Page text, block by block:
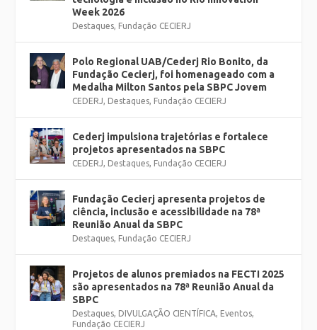
Week 2026
Destaques, Fundação CECIERJ
Polo Regional UAB/Cederj Rio Bonito, da
Fundação Cecierj, foi homenageado com a
Medalha Milton Santos pela SBPC Jovem
CEDERJ, Destaques, Fundação CECIERJ
Cederj impulsiona trajetórias e fortalece
projetos apresentados na SBPC
CEDERJ, Destaques, Fundação CECIERJ
Fundação Cecierj apresenta projetos de
ciência, inclusão e acessibilidade na 78ª
Reunião Anual da SBPC
Destaques, Fundação CECIERJ
Projetos de alunos premiados na FECTI 2025
são apresentados na 78ª Reunião Anual da
SBPC
Destaques, DIVULGAÇÃO CIENTÍFICA, Eventos,
Fundação CECIERJ